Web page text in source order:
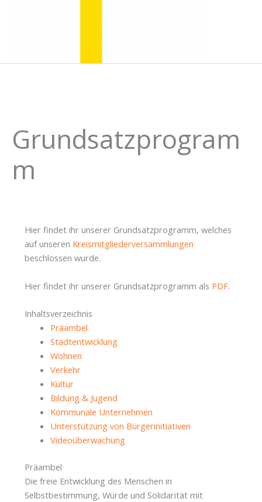
Grundsatzprogram
m
Hier findet ihr unserer Grundsatzprogramm, welches
auf unseren Kreismitgliederversammlungen
beschlossen wurde.
Hier findet ihr unserer Grundsatzprogramm als PDF.
Inhaltsverzeichnis
Präambel
Stadtentwicklung
Wohnen
Verkehr
Kultur
Bildung & Jugend
Kommunale Unternehmen
Unterstützung von Bürgerinitiativen
Videoüberwachung
Präambel
Die freie Entwicklung des Menschen in
Selbstbestimmung, Würde und Solidarität mit